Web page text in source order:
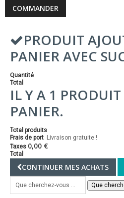
COMMANDER
PRODUIT
PANIER AVEC
Quantité
Total
IL Y A 1
PANIER.
Total produits
Frais de port Livraison gratuite !
Taxes 0,00 €
Total
CONTINUER MES ACHATS
Que